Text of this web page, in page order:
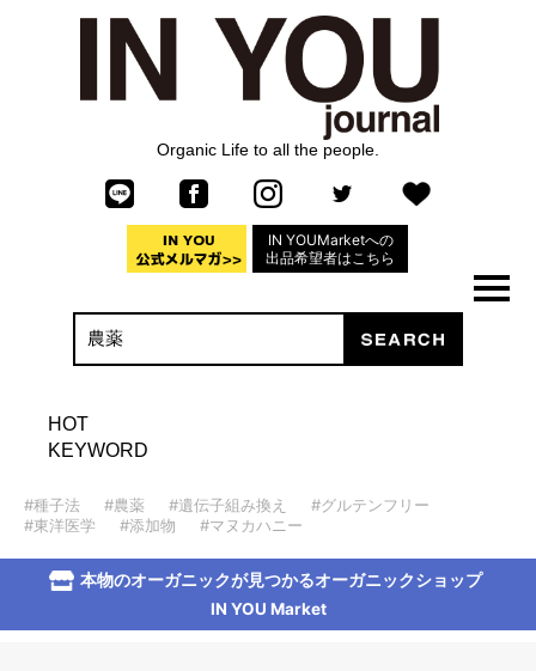
Organic Life to all the people.
IN YOUMarketへの
出品希望者はこちら
HOT
KEYWORD
#種子法 #農薬 #遺伝子組み換え
#グルテンフリー
#東洋医学
#添加物 #マヌカハニー
本物のオーガニックが見つかるオーガニックショップ
IN YOU Market